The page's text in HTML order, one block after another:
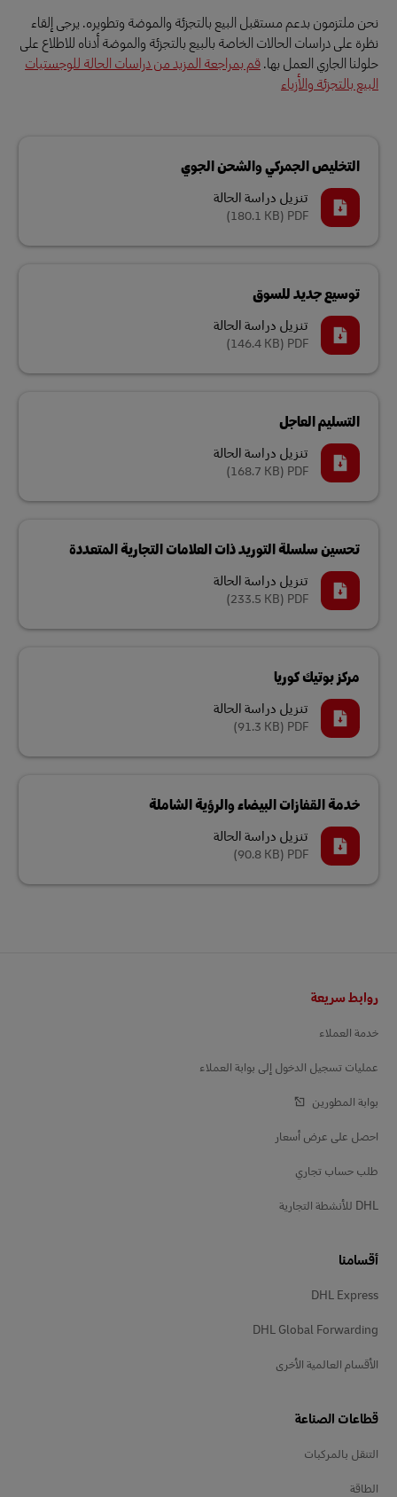
نحن ملتزمون بدعم مستقبل البيع بالتجزئة والموضة وتطويره. يرجى إلقاء
نظرة على دراسات الحالات الخاصة بالبيع بالتجزئة والموضة أدناه للاطلاع على
حلولنا الجاري العمل بها.قم بمراجعة المزيد من دراسات الحالة للوجستيات
البيع بالتجزئة والأزياء
التخليص الجمركي والشحن الجوي
تنزيل دراسة الحالة
PDF
(180.1 KB)
توسيع جديد للسوق
تنزيل دراسة الحالة
PDF
(146.4 KB)
التسليم العاجل
تنزيل دراسة الحالة
PDF
(168.7 KB)
تحسين سلسلة التوريد ذات العلامات التجارية المتعددة
تنزيل دراسة الحالة
PDF
(233.5 KB)
مركز بوتيك كوريا
تنزيل دراسة الحالة
PDF
(91.3 KB)
خدمة القفازات البيضاء والرؤية الشاملة
تنزيل دراسة الحالة
PDF
(90.8 KB)
روابط سريعة
خدمة العملاء
عمليات تسجيل الدخول إلى بوابة العملاء
بوابة المطورين
احصل على عرض أسعار
طلب حساب تجاري
DHL للأنشطة التجارية
أقسامنا
DHL Express
DHL Global Forwarding
الأقسام العالمية الأخرى
قطاعات الصناعة
التنقل بالمركبات
الطاقة